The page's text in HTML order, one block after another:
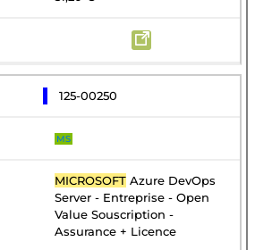
125-00250
MS
MICROSOFT Azure DevOps
Server - Entreprise - Open
Value Souscription -
Assurance + Licence